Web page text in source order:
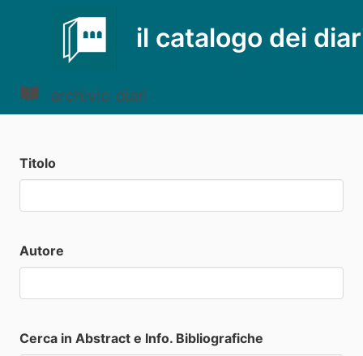
il catalogo dei
archivio diari
Titolo
Autore
Cerca in Abstract e Info. Bibliografiche